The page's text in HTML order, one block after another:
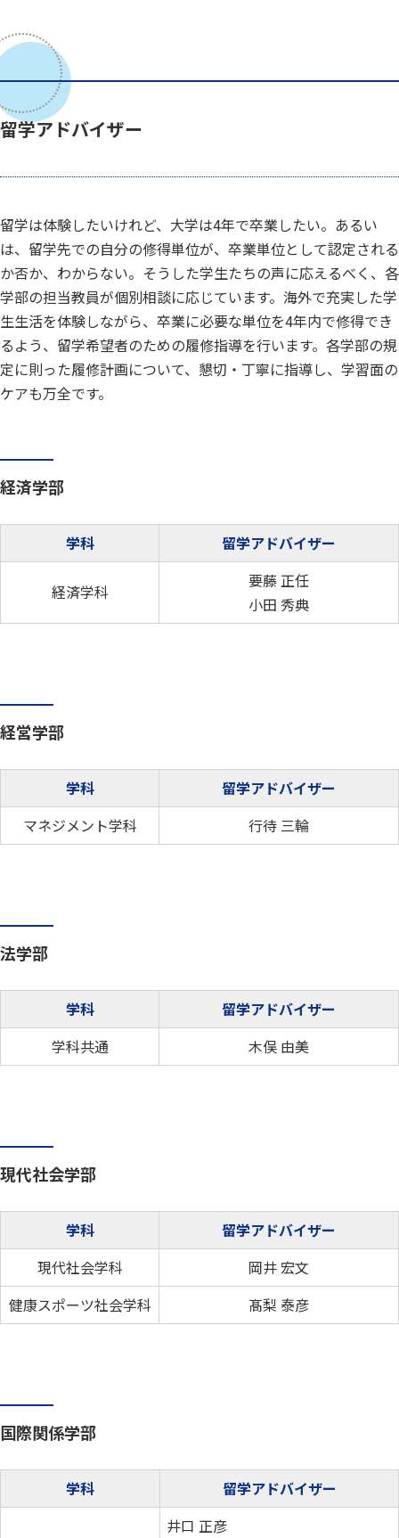
留学アドバイザー
留学は体験したいけれど、大学は4年で卒業したい。あるい
は、留学先での自分の修得単位が、卒業単位として認定される
か否か、わからない。そうした学生たちの声に応えるべく、各
学部の担当教員が個別相談に応じています。海外で充実した学
生生活を体験しながら、卒業に必要な単位を4年内で修得でき
るよう、留学希望者のための履修指導を行います。各学部の規
定に則った履修計画について、懇切・丁寧に指導し、学習面の
ケアも万全です。
経済学部
学科 留学アドバイザー
経済学科
要藤 正任
小田 秀典
経営学部
学科
留学アドバイザー
マネジメント学科
行待 三輪
法学部
学科
留学アドバイザー
学科共通
木俣 由美
現代社会学部
学科
留学アドバイザー
現代社会学科
岡井 宏文
健康スポーツ社会学科
髙梨 泰彦
国際関係学部
学科 留学アドバイザー
井口 正彦